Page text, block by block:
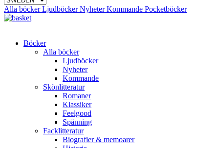
Alla böckerLjudböckerNyheterKommande Pocketböcker
Böcker
Alla böcker
Ljudböcker
Nyheter
Kommande
Skönlitteratur
Romaner
Klassiker
Feelgood
Spänning
Facklitteratur
Biografier & memoarer